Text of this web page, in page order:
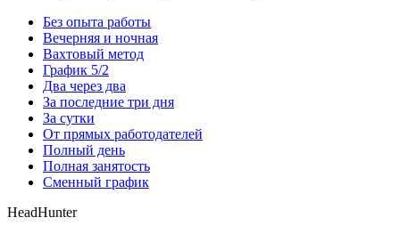
Без опыта работы
Вечерняя и ночная
Вахтовый метод
График 5/2
Два через два
За последние три дня
За сутки
От прямых работодателей
Полный день
Полная занятость
Сменный график
HeadHunter